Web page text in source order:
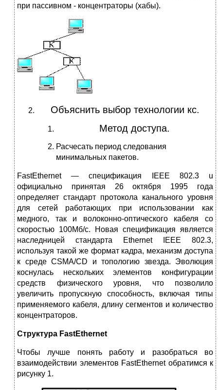
при пассивном - концентраторы (хабы).
Объяснить выбор технологии кс.
Метод доступа.
Расчесать период следования
минимальных пакетов.
FastEthernet — спецификация IEЕЕ 802.3 u
официально принятая 26 октября 1995 года
определяет стандарт протокола канального уровня
для сетей работающих при использовании как
медного, так и волоконно-оптического кабеля со
скоростью 100Мб/с. Новая спецификация является
наследницей стандарта Ethernet IEЕЕ 802.3,
используя такой же формат кадра, механизм доступа
к среде CSMA/CD и топологию звезда. Эволюция
коснулась нескольких элементов конфигурации
средств физического уровня, что позволило
увеличить пропускную способность, включая типы
применяемого кабеля, длину сегментов и количество
концентраторов.
Структура FastEthernet
Чтобы лучше понять работу и разобраться во
взаимодействии элементов FastEthernet обратимся к
рисунку 1.